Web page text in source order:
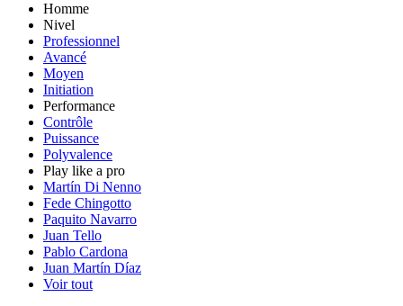
Homme
Nivel
Professionnel
Avancé
Moyen
Initiation
Performance
Contrôle
Puissance
Polyvalence
Play like a pro
Martín Di Nenno
Fede Chingotto
Paquito Navarro
Juan Tello
Pablo Cardona
Juan Martín Díaz
Voir tout